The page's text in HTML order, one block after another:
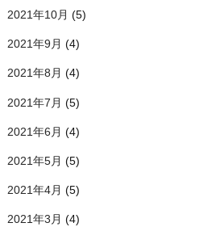
2021年10月 (5)
2021年9月 (4)
2021年8月 (4)
2021年7月 (5)
2021年6月 (4)
2021年5月 (5)
2021年4月 (5)
2021年3月 (4)